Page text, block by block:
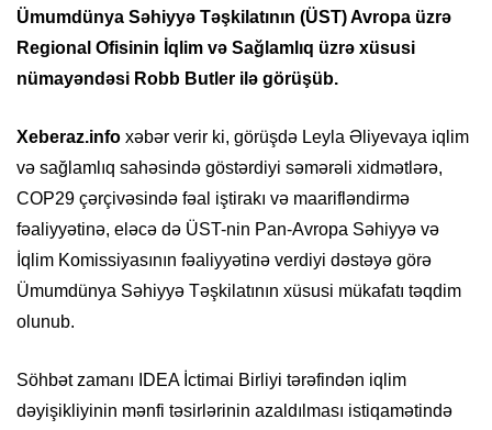
Ümumdünya Səhiyyə Təşkilatının (ÜST) Avropa üzrə
Regional Ofisinin İqlim və Sağlamlıq üzrə xüsusi
nümayəndəsi Robb Butler ilə görüşüb.
Xeberaz.info xəbər verir ki, görüşdə Leyla Əliyevaya iqlim
və sağlamlıq sahəsində göstərdiyi səmərəli xidmətlərə,
COP29 çərçivəsində fəal iştirakı və maarifləndirmə
fəaliyyətinə, eləcə də ÜST-nin Pan-Avropa Səhiyyə və
İqlim Komissiyasının fəaliyyətinə verdiyi dəstəyə görə
Ümumdünya Səhiyyə Təşkilatının xüsusi mükafatı təqdim
olunub.
Söhbət zamanı IDEA İctimai Birliyi tərəfindən iqlim
dəyişikliyinin mənfi təsirlərinin azaldılması istiqamətində